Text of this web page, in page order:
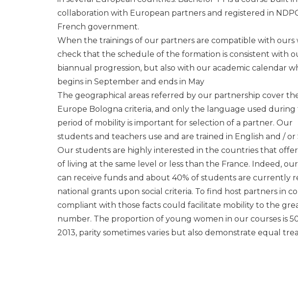
collaboration with European partners and registered in
French government.
When the trainings of our partners are compatible with ours
check that the schedule of the formation is consistent with
biannual progression, but also with our academic calendar
begins in September and ends in May
The geographical areas referred by our partnership cover
Europe Bologna criteria, and only the language used during
period of mobility is important for selection of a partner. Our
students and teachers use and are trained in English and / or
Our students are highly interested in the countries that offer
of living at the same level or less than the France. Indeed, our
can receive funds and about 40% of students are currently
national grants upon social criteria. To find host partners in
compliant with those facts could facilitate mobility to the
number. The proportion of young women in our courses is
2013, parity sometimes varies but also demonstrate equal